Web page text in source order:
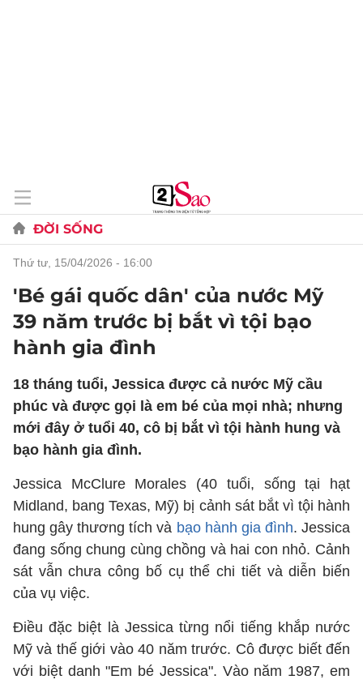
ĐỜI SỐNG
thứ tư, 15/04/2026 - 16:00
'Bé gái quốc dân' của nước Mỹ
39 năm trước bị bắt vì tội bạo
hành gia đình
18 tháng tuổi, Jessica được cả nước Mỹ cầu
phúc và được gọi là em bé của mọi nhà; nhưng
mới đây ở tuổi 40, cô bị bắt vì tội hành hung và
bạo hành gia đình.
Jessica McClure Morales (40 tuổi, sống tại hạt
Midland, bang Texas, Mỹ) bị cảnh sát bắt vì tội hành
hung gây thương tích và bạo hành gia đình. Jessica
đang sống chung cùng chồng và hai con nhỏ. Cảnh
sát vẫn chưa công bố cụ thể chi tiết và diễn biến
của vụ việc.
Điều đặc biệt là Jessica từng nổi tiếng khắp nước
Mỹ và thế giới vào 40 năm trước. Cô được biết đến
với biệt danh "Em bé Jessica". Vào năm 1987, em